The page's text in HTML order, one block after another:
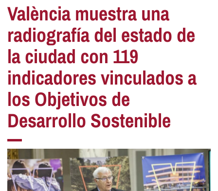
València muestra una
radiografía del estado de
la ciudad con 119
indicadores vinculados a
los Objetivos de
Desarrollo Sostenible